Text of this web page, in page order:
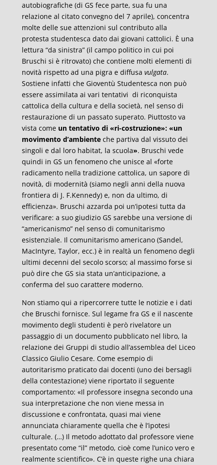
autobiografiche (di GS fece parte, sua fu una
relazione al citato convegno del 7 aprile), concentra
molte delle sue attenzioni sul contributo alla
protesta studentesca dato dai giovani cattolici. È una
lettura “da sinistra” (il campo politico in cui poi
Bruschi si è ritrovato) che contiene molti elementi di
novità rispetto ad una pigra e diffusa vulgata.
Sostiene infatti che Gioventù Studentesca non può
essere assimilata ai vari tentativi di riconquista
cattolica della cultura e della società, nel senso di
restaurazione di un passato superato. Piuttosto va
vista come un tentativo di «ri-costruzione»: «un
movimento d’ambienteche partiva dal vissuto dei
singoli e dal loro habitat, la scuola». Bruschi vede
quindi in GS un fenomeno che unisce al «forte
radicamento nella tradizione cattolica, un sapore di
novità, di modernità (siamo negli anni della nuova
frontiera di J. F.Kennedy) e, non da ultimo, di
efficienza». Bruschi azzarda poi un’ipotesi tutta da
verificare: a suo giudizio GS sarebbe una versione di
“americanismo” nel senso di comunitarismo
esistenziale. Il comunitarismo americano (Sandel,
MacIntyre, Taylor, ecc.) è in realtà un fenomeno degli
ultimi decenni del secolo scorso; al massimo forse si
può dire che GS sia stata un’anticipazione, a
conferma del suo carattere moderno.
Non stiamo qui a ripercorrere tutte le notizie e i dati
che Bruschi fornisce. Sul legame fra GS e il nascente
movimento degli studenti è però rivelatore un
passaggio di un documento pubblicato nel libro, la
relazione dei Gruppi di studio all’assemblea del Liceo
Classico Giulio Cesare. Come esempio di
autoritarismo praticato dai docenti (uno dei bersagli
della contestazione) viene riportato il seguente
comportamento: «Il professore insegna secondo una
sua interpretazione che non viene messa in
discussione e confrontata, quasi mai viene
annunciata chiaramente quella che è l’ipotesi
culturale. (…) Il metodo adottato dal professore viene
presentato come “il” metodo, cioè come l’unico vero e
realmente scientifico». C’è in queste righe una chiara